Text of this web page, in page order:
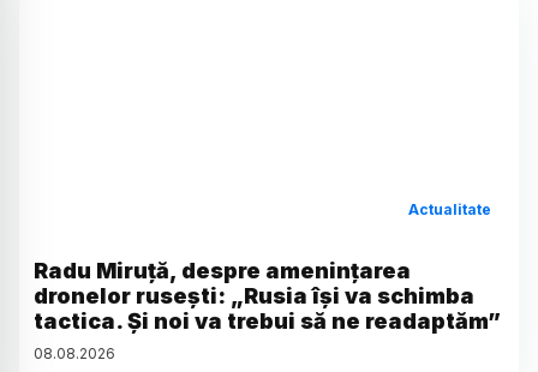
Actualitate
Radu Miruță, despre amenințarea
dronelor rusești: „Rusia își va schimba
tactica. Și noi va trebui să ne readaptăm”
08.08.2026